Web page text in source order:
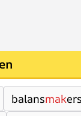
balansmakers